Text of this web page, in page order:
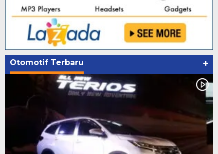
Otomotif Terbaru +